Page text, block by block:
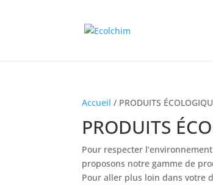
Accueil / PRODUITS
PRODUITS
Pour respecter
proposons notre gamme de
Pour aller plus loin dans votre